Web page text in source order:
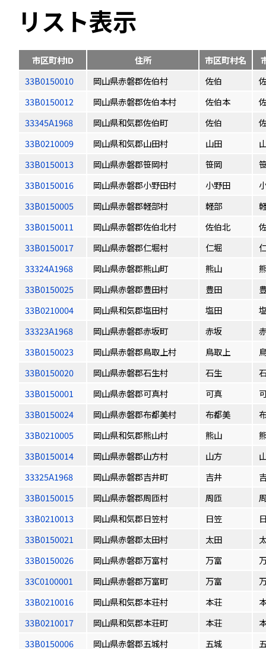
リスト表示
市区町村ID 住所 市区町村名
33B0150010
岡山県赤磐郡佐伯村 佐伯
33B0150012
岡山県赤磐郡佐伯本村 佐伯本
33345A1968
岡山県和気郡佐伯町 佐伯
33B0210009
岡山県和気郡山田村 山田
33B0150013
岡山県赤磐郡笹岡村 笹岡
33B0150016
岡山県赤磐郡小野田村 小野田
33B0150005
岡山県赤磐郡軽部村 軽部
33B0150011
岡山県赤磐郡佐伯北村 佐伯北
33B0150017
岡山県赤磐郡仁堀村 仁堀
33324A1968
岡山県赤磐郡熊山町 熊山
33B0150025
岡山県赤磐郡豊田村 豊田
33B0210004
岡山県和気郡塩田村 塩田
33323A1968
岡山県赤磐郡赤坂町 赤坂
33B0150023
岡山県赤磐郡鳥取上村 鳥取上
33B0150020
岡山県赤磐郡石生村 石生
33B0150001
岡山県赤磐郡可真村 可真
33B0150024
岡山県赤磐郡布都美村 布都美
33B0210005
岡山県和気郡熊山村 熊山
33B0150014
岡山県赤磐郡山方村 山方
33325A1968
岡山県赤磐郡吉井町 吉井
33B0150015
岡山県赤磐郡周匝村 周匝
33B0210013
岡山県和気郡日笠村 日笠
33B0150021
岡山県赤磐郡太田村 太田
33B0150026
岡山県赤磐郡万富村 万富
33C0100001
岡山県赤磐郡万富町 万富
33B0210016
岡山県和気郡本荘村 本荘
33B0210017
岡山県和気郡本荘町 本荘
33B0150006
岡山県赤磐郡五城村 五城